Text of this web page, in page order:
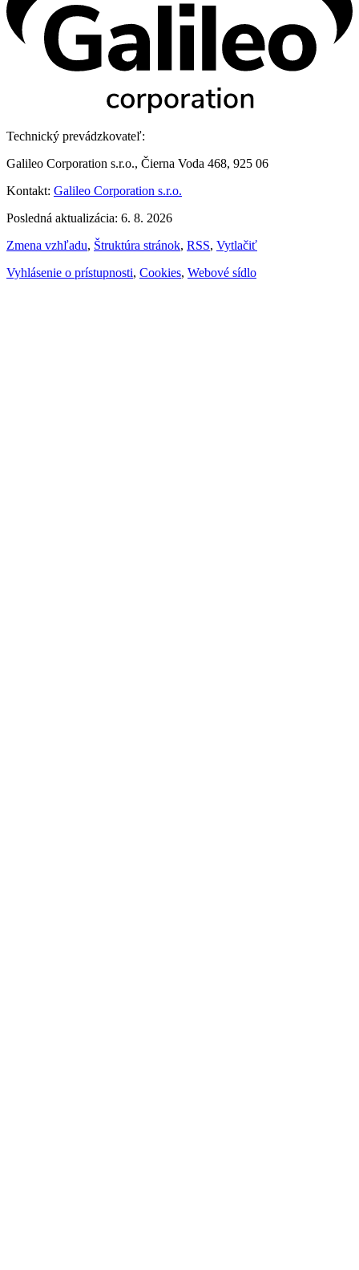
Technický prevádzkovateľ:
Galileo Corporation s.r.o., Čierna Voda 468, 925 06
Kontakt: Galileo Corporation s.r.o.
Posledná aktualizácia: 6. 8. 2026
Zmena vzhľadu, Štruktúra stránok, RSS, Vytlačiť
Vyhlásenie o prístupnosti, Cookies, Webové sídlo